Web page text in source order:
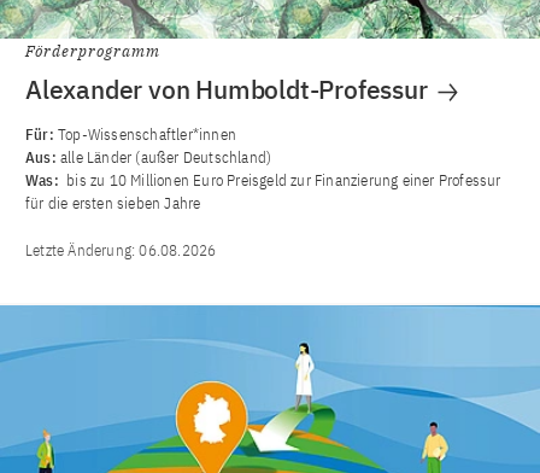
Förderprogramm
Alexander von Humboldt-Professur
Für: Top-Wissenschaftler*innen
Aus: alle Länder (außer Deutschland)
Was: bis zu 10 Millionen Euro Preisgeld zur Finanzierung einer Professur
für die ersten sieben Jahre
Letzte Änderung:06.08.2026